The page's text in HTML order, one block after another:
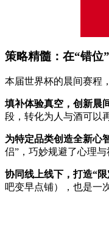
策略精髓：在“错位
本届世界杯的晨间赛程
填补体验真空，创新晨
段，转化为人与酒可以
为特定品类创造全新心
侣”，巧妙规避了心理
协同线上线下，打造“
吧变早点铺），也是一